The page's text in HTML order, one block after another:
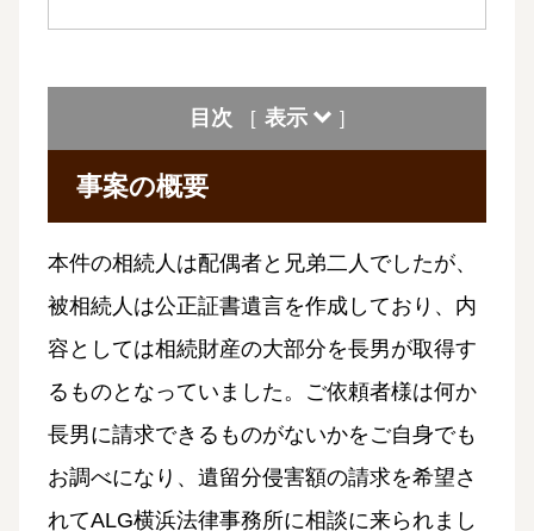
目次 [ 表示 ]
事案の概要
本件の相続人は配偶者と兄弟二人でしたが、
被相続人は公正証書遺言を作成しており、内
容としては相続財産の大部分を長男が取得す
るものとなっていました。ご依頼者様は何か
長男に請求できるものがないかをご自身でも
お調べになり、遺留分侵害額の請求を希望さ
れてALG横浜法律事務所に相談に来られまし